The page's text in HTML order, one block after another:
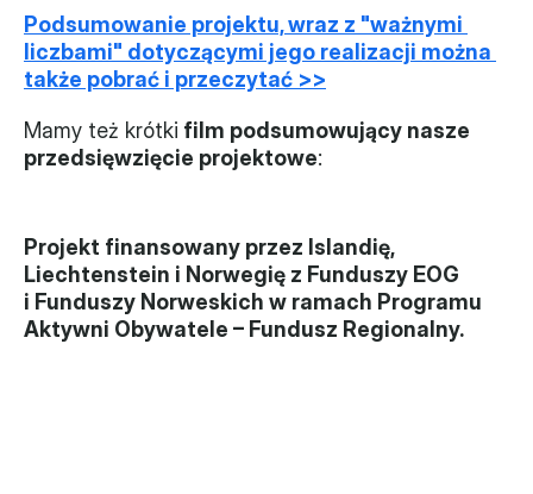
Podsumowanie projektu, wraz z "ważnymi
liczbami" dotyczącymi jego realizacji można
także pobrać i przeczytać >>
Mamy też krótki film podsumowujący nasze
przedsięwzięcie projektowe:
Projekt finansowany przez Islandię,
Liechtenstein i Norwegię z Funduszy EOG
i Funduszy Norweskich w ramach Programu
Aktywni Obywatele – Fundusz Regionalny.